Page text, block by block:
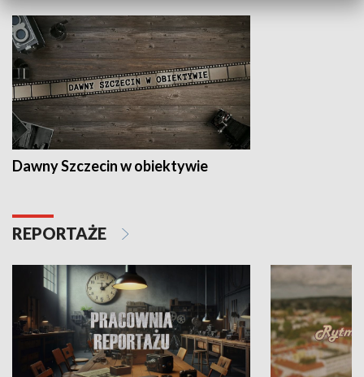
Dawny Szczecin w obiektywie
REPORTAŻE